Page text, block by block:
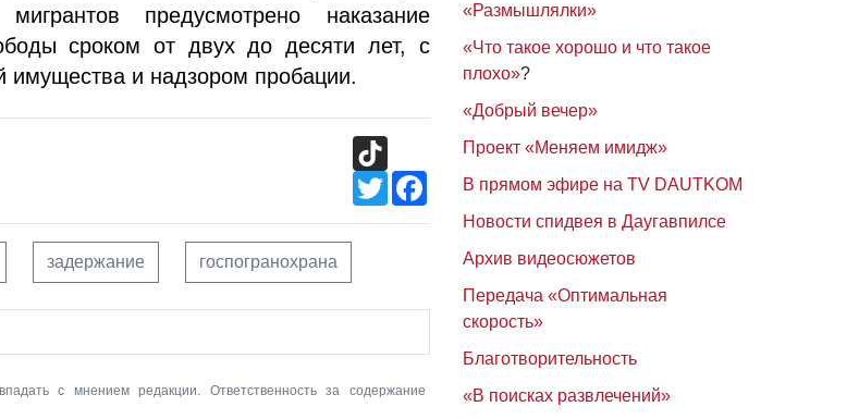
предусмотрено наказание
сроком от двух до десяти лет, с
имущества и надзором пробации.
TikTok
TwitterFacebook
задержание госпогранохрана
с мнением редакции. Ответственность за содержание
«Размышлялки»
«Что такое хорошо и что такое
плохо»?
«Добрый вечер»
Проект «Меняем имидж»
В прямом эфире на TV DAUTKOM
Новости спидвея в Даугавпилсе
Архив видеосюжетов
Передача «Оптимальная
скорость»
Благотворительность
«В поисках развлечений»